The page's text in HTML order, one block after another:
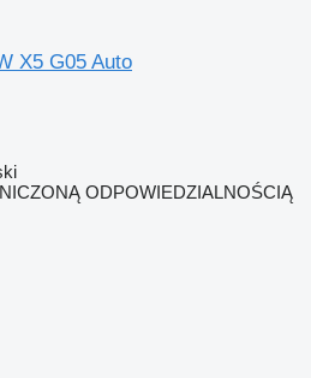
X5 G05 Auto
ODPOWIEDZIALNOŚCIĄ